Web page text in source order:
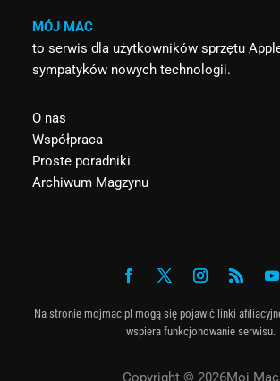
MÓJ MAC
to serwis dla użytkowników sprzętu
sympatyków nowych technologii.
O nas
Współpraca
Proste poradniki
Archiwum Magzynu
Na stronie mojmac.pl mogą się pojawić linki
wspiera funkcjonowanie serwisu.
Copyright © 2026Moj Mac